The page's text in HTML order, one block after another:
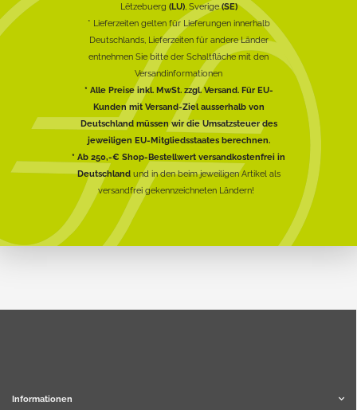
Lëtzebuerg (LU), Sverige(SE)
* Lieferzeiten gelten für Lieferungen innerhalb
Deutschlands, Lieferzeiten für andere Länder
entnehmen Sie bitte der Schaltfläche mit den
Versandinformationen
* Alle Preise inkl. MwSt. zzgl. Versand. Für EU-
Kunden mit Versand-Ziel ausserhalb von
Deutschland müssen wir die Umsatzsteuer des
jeweiligen EU-Mitgliedsstaates berechnen.
* Ab 250,-€ Shop-Bestellwert versandkostenfrei in
Deutschlandund in den beim jeweiligen Artikel als
versandfrei gekennzeichneten Ländern!
Informationen